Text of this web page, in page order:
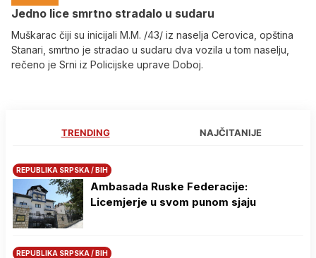
Јedno lice smrtno stradalo u sudaru
Muškarac čiji su inicijali M.M. /43/ iz naselja Cerovica, opština
Stanari, smrtno je stradao u sudaru dva vozila u tom naselju,
rečeno je Srni iz Policijske uprave Doboj.
TRENDING NAJČITANIJE
REPUBLIKA SRPSKA / BIH
Ambasada Ruske Federacije:
Licemjerje u svom punom sjaju
REPUBLIKA SRPSKA / BIH